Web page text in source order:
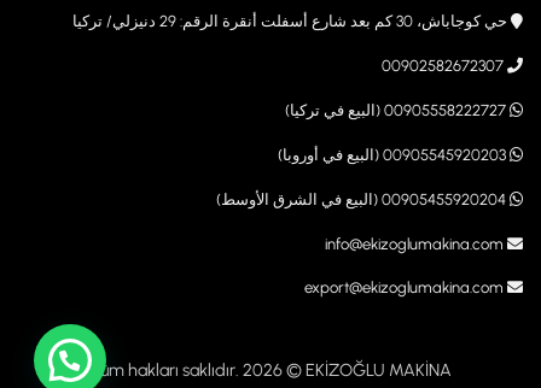
حي كوجاباش، 30 كم بعد شارع أسفلت أنقرة الرقم: 29 دنيزلي/ تركيا
info@ekizoglumakina.com
export@ekizoglumakina.com
Tüm hakları saklıdır. 2026 © EKİZOĞLU MAKİNA